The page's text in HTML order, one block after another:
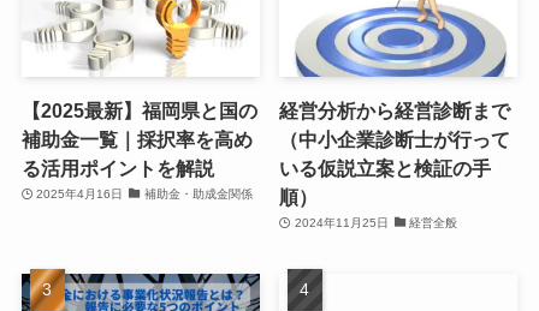
【2025最新】福岡県と国の
補助金一覧｜採択率を高め
る活用ポイントを解説
2025年4月16日 補助金・助成金関係
経営分析から経営診断まで
（中小企業診断士が行って
いる仮説立案と検証の手
順）
2024年11月25日 経営全般